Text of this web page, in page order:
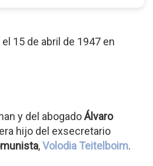
15 de abril de 1947 en
y del abogadoÁlvaro
hijo del exsecretario
,Volodia Teitelboim.